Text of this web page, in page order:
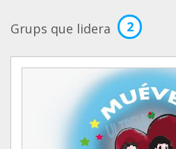
Grups que lidera 2